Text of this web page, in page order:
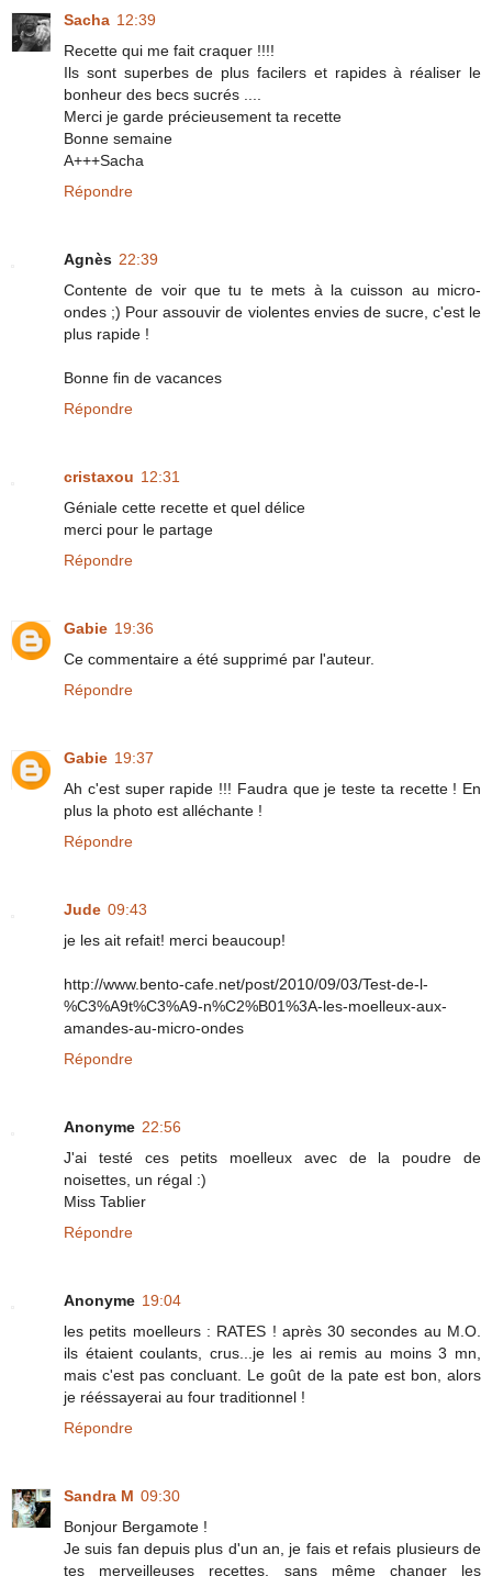
Sacha 12:39
Recette qui me fait craquer !!!!
Ils sont superbes de plus facilers et rapides à réaliser le
bonheur des becs sucrés ....
Merci je garde précieusement ta recette
Bonne semaine
A+++Sacha
Répondre
Agnès 22:39
Contente de voir que tu te mets à la cuisson au micro-
ondes ;) Pour assouvir de violentes envies de sucre, c'est le
plus rapide !
Bonne fin de vacances
Répondre
cristaxou 12:31
Géniale cette recette et quel délice
merci pour le partage
Répondre
Gabie 19:36
Ce commentaire a été supprimé par l'auteur.
Répondre
Gabie 19:37
Ah c'est super rapide !!! Faudra que je teste ta recette ! En
plus la photo est alléchante !
Répondre
Jude 09:43
je les ait refait! merci beaucoup!
http://www.bento-cafe.net/post/2010/09/03/Test-de-l-
%C3%A9t%C3%A9-n%C2%B01%3A-les-moelleux-aux-
amandes-au-micro-ondes
Répondre
Anonyme 22:56
J'ai testé ces petits moelleux avec de la poudre de
noisettes, un régal :)
Miss Tablier
Répondre
Anonyme 19:04
les petits moelleurs : RATES ! après 30 secondes au M.O.
ils étaient coulants, crus...je les ai remis au moins 3 mn,
mais c'est pas concluant. Le goût de la pate est bon, alors
je rééssayerai au four traditionnel !
Répondre
Sandra M 09:30
Bonjour Bergamote !
Je suis fan depuis plus d'un an, je fais et refais plusieurs de
tes merveilleuses recettes, sans même changer les